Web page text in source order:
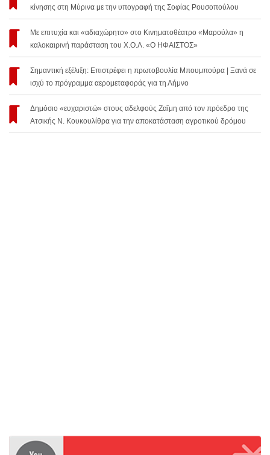
κίνησης στη Μύρινα με την υπογραφή της Σοφίας Ρουσοπούλου
Με επιτυχία και «αδιαχώρητο» στο Κινηματοθέατρο «Μαρούλα» η
καλοκαιρινή παράσταση του Χ.Ο.Λ. «Ο ΗΦΑΙΣΤΟΣ»
Σημαντική εξέλιξη: Επιστρέφει η πρωτοβουλία Μπουμπούρα | Ξανά σε
ισχύ το πρόγραμμα αερομεταφοράς για τη Λήμνο
Δημόσιο «ευχαριστώ» στους αδελφούς Ζαΐμη από τον πρόεδρο της
Ατσικής Ν. Κουκουλίθρα για την αποκατάσταση αγροτικού δρόμου